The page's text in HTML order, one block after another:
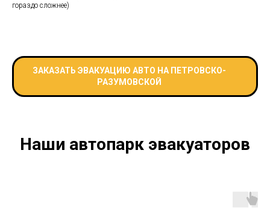
гораздо сложнее)
ЗАКАЗАТЬ ЭВАКУАЦИЮ АВТО НА ПЕТРОВСКО-
РАЗУМОВСКОЙ
Наши автопарк эвакуаторов